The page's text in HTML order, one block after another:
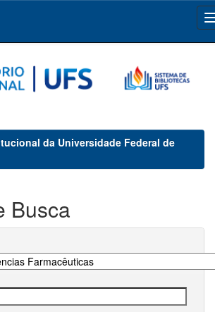
da Universidade Federal de
Busca